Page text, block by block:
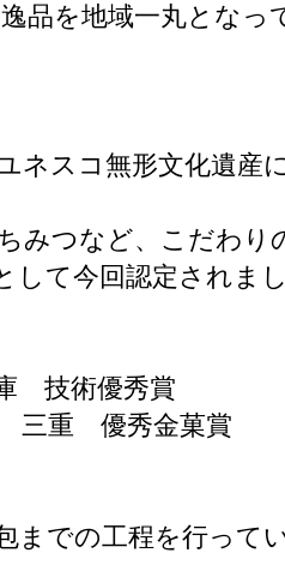
品を地域一丸とな
ネスコ無形文化遺産
みつなど、こだわ
て今回認定されまし
博覧会 兵庫
三重 優秀金菓賞
での工程を行って